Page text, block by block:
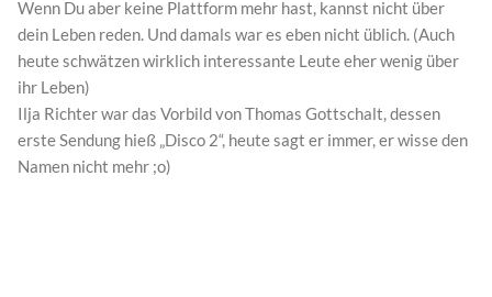
Wenn Du aber keine Plattform mehr hast, kannst nicht über
dein Leben reden. Und damals war es eben nicht üblich. (Auch
heute schwätzen wirklich interessante Leute eher wenig über
ihr Leben)
Ilja Richter war das Vorbild von Thomas Gottschalt, dessen
erste Sendung hieß „Disco 2“, heute sagt er immer, er wisse den
Namen nicht mehr ;o)